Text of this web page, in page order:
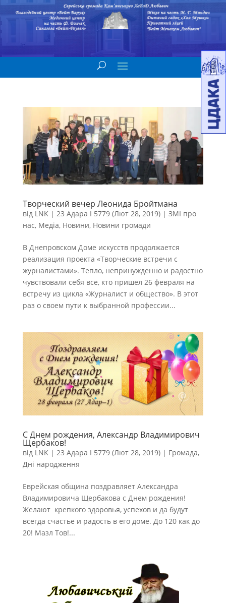
Творческий вечер Леонида Бройтмана
від LNK| 23 Адара I 5779 (Лют 28, 2019)| ЗМІ про
нас, Медіа, Новини, Новини громади
В Днепровском Доме искусств продолжается
реализация проекта «Творческие встречи с
журналистами». Тепло, непринужденно и радостно
чувствовали себя все, кто пришел 26 февраля на
встречу из цикла «Журналист и общество». В этот
раз о своем пути к выбранной профессии...
С Днем рождения, Александр Владимирович
Щербаков!
від LNK| 23 Адара I 5779 (Лют 28, 2019)| Громада,
Дні народження
Еврейская община поздравляет Александра
Владимировича Щербакова с Днем рождения!
Желают крепкого здоровья, успехов и да будут
всегда счастье и радость в его доме. До 120 как до
20! Мазл Тов!...